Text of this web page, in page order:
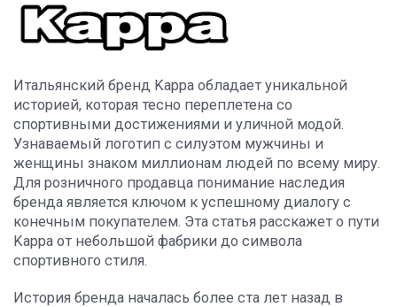
Итальянский бренд Kappa обладает уникальной
историей, которая тесно переплетена со
спортивными достижениями и уличной модой.
Узнаваемый логотип с силуэтом мужчины и
женщины знаком миллионам людей по всему миру.
Для розничного продавца понимание наследия
бренда является ключом к успешному диалогу с
конечным покупателем. Эта статья расскажет о пути
Kappa от небольшой фабрики до символа
спортивного стиля.
История бренда началась более ста лет назад в